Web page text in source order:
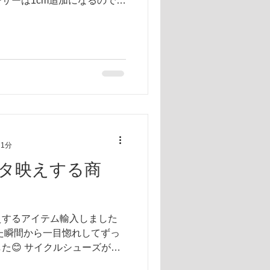
映えする商
るアイテム輸入しました
間から一目惚れしてずっ
😊 サイクルシューズが持
分